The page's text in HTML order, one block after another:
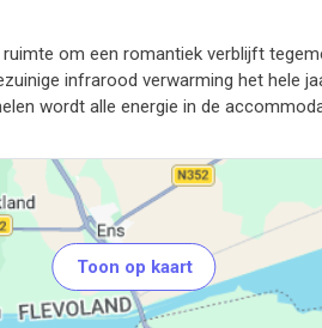
om een romantiek verblijft
infrarood verwarming het hele
Toon op kaart